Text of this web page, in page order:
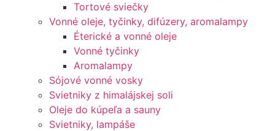
Tortové sviečky
Vonné oleje, tyčinky, difúzery, aromalampy
Éterické a vonné oleje
Vonné tyčinky
Aromalampy
Sójové vonné vosky
Svietniky z himalájskej soli
Oleje do kúpeľa a sauny
Svietniky, lampáše